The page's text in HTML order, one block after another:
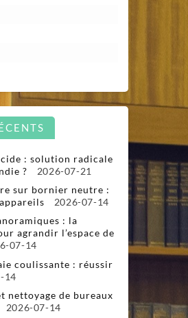
: solution radicale
?
2026-07-21
sur bornier neutre :
2026-07-14
: la
agrandir l’espace de
07-14
coulissante : réussir
14
nettoyage de bureaux
2026-07-14